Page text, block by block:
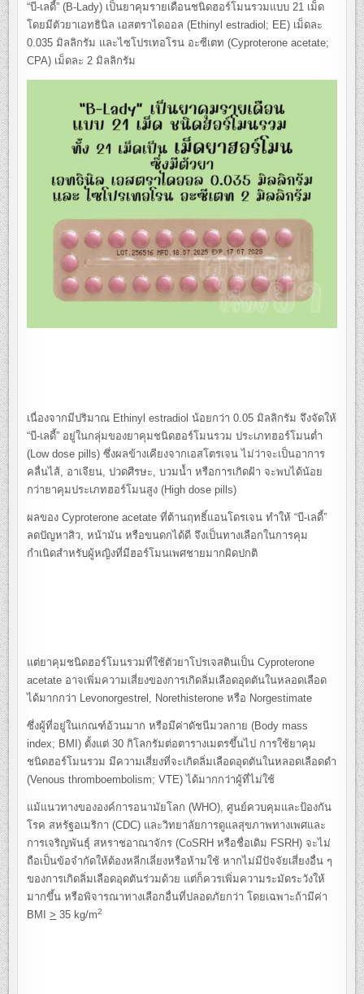
“บี-เลดี้” (B-Lady) เป็นยาคุมรายเดือนชนิดฮอร์โมนรวมแบบ 21 เม็ด
โดยมีตัวยาเอทธินิล เอสตราไดออล (Ethinyl estradiol; EE) เม็ดละ
0.035 มิลลิกรัม และไซโปรเทอโรน อะซีเตท (Cyproterone acetate;
CPA) เม็ดละ 2 มิลลิกรัม
เนื่องจากมีปริมาณ Ethinyl estradiol น้อยกว่า 0.05 มิลลิกรัม จึงจัดให้
“บี-เลดี้” อยู่ในกลุ่มของยาคุมชนิดฮอร์โมนรวม ประเภทฮอร์โมนต่ำ
(Low dose pills) ซึ่งผลข้างเคียงจากเอสโตรเจน ไม่ว่าจะเป็นอาการ
คลื่นไส้, อาเจียน, ปวดศีรษะ, บวมน้ำ หรือการเกิดฝ้า จะพบได้น้อย
กว่ายาคุมประเภทฮอร์โมนสูง (High dose pills)
ผลของ Cyproterone acetate ที่ต้านฤทธิ์แอนโดรเจน ทำให้ “บี-เลดี้”
ลดปัญหาสิว, หน้ามัน หรือขนดกได้ดี จึงเป็นทางเลือกในการคุม
กำเนิดสำหรับผู้หญิงที่มีฮอร์โมนเพศชายมากผิดปกติ
แต่ยาคุมชนิดฮอร์โมนรวมที่ใช้ตัวยาโปรเจสตินเป็น Cyproterone
acetate อาจเพิ่มความเสี่ยงของการเกิดลิ่มเลือดอุดตันในหลอดเลือด
ได้มากกว่า Levonorgestrel, Norethisterone หรือ Norgestimate
ซึ่งผู้ที่อยู่ในเกณฑ์อ้วนมาก หรือมีค่าดัชนีมวลกาย (Body mass
index; BMI) ตั้งแต่ 30 กิโลกรัมต่อตารางเมตรขึ้นไป การใช้ยาคุม
ชนิดฮอร์โมนรวม มีความเสี่ยงที่จะเกิดลิ่มเลือดอุดตันในหลอดเลือดดำ
(Venous thromboembolism; VTE) ได้มากกว่าผู้ที่ไม่ใช้
แม้แนวทางขององค์การอนามัยโลก (WHO), ศูนย์ควบคุมและป้องกัน
โรค สหรัฐอเมริกา (CDC) และวิทยาลัยการดูแลสุขภาพทางเพศและ
การเจริญพันธุ์ สหราชอาณาจักร (CoSRH หรือชื่อเดิม FSRH) จะไม่
ถือเป็นข้อจำกัดให้ต้องหลีกเลี่ยงหรือห้ามใช้ หากไม่มีปัจจัยเสี่ยงอื่น ๆ
ของการเกิดลิ่มเลือดอุดตันร่วมด้วย แต่ก็ควรเพิ่มความระมัดระวังให้
มากขึ้น หรือพิจารณาทางเลือกอื่นที่ปลอดภัยกว่า โดยเฉพาะถ้ามีค่า
BMI> 35 kg/m2